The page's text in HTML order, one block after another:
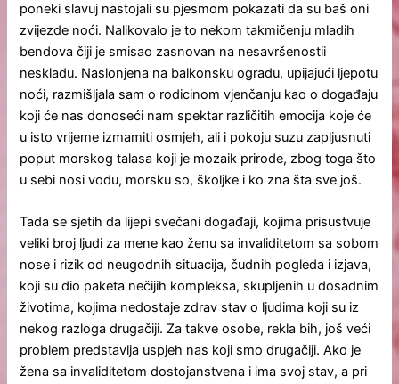
poneki slavuj nastojali su pjesmom pokazati da su baš oni
zvijezde noći. Nalikovalo je to nekom takmičenju mladih
bendova čiji je smisao zasnovan na nesavršenostii
neskladu. Naslonjena na balkonsku ogradu, upijajući ljepotu
noći, razmišljala sam o rodicinom vjenčanju kao o događaju
koji će nas donoseći nam spektar različitih emocija koje će
u isto vrijeme izmamiti osmjeh, ali i pokoju suzu zapljusnuti
poput morskog talasa koji je mozaik prirode, zbog toga što
u sebi nosi vodu, morsku so, školjke i ko zna šta sve još.
Tada se sjetih da lijepi svečani događaji, kojima prisustvuje
veliki broj ljudi za mene kao ženu sa invaliditetom sa sobom
nose i rizik od neugodnih situacija, čudnih pogleda i izjava,
koji su dio paketa nečijih kompleksa, skupljenih u dosadnim
životima, kojima nedostaje zdrav stav o ljudima koji su iz
nekog razloga drugačiji. Za takve osobe, rekla bih, još veći
problem predstavlja uspjeh nas koji smo drugačiji. Ako je
žena sa invaliditetom dostojanstvena i ima svoj stav, a pri